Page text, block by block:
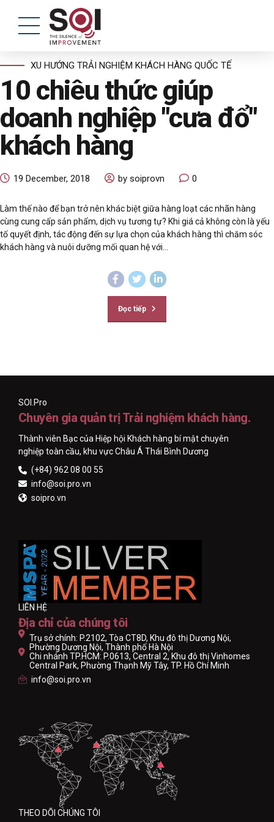
XU HƯỚNG TRẢI NGHIỆM KHÁCH HÀNG QUỐC TẾ
10 chiêu thức giúp
doanh nghiệp "cưa đổ"
khách hàng
19 December, 2018 by soiprovn 0
Làm thế nào để bạn trở nên khác biệt giữa hàng loạt các nhãn hàng
cùng cung cấp sản phẩm, dịch vụ tương tự? Khi giá cả không còn là yếu
tố quyết định, tác động đến sự lựa chọn của khách hàng thì chăm sóc
khách hàng và nuôi dưỡng mối quan hệ với...
Đọc tiếp
SOI.Pro
Chuyên gia quản trị Trải nghiệm khách hàng.
Thành viên Bạc của Hiệp hội Khách hàng bí mật chuyên
nghiệp toàn cầu, khu vực Châu Á Thái Bình Dương
(+84) 962 08 00 55
info@soi.pro.vn
soipro.vn
LIÊN HỆ
Địa chỉ của chúng tôi
Trụ sở chính: P.2102, Tòa CT8D, Khu đô thị Dương Nội,
Phường Dương Nội, Thành phố Hà Nội
Chi nhánh TP.HCM: P.0613, Central 2, Khu đô thị Vinhomes
Central Park, Phường Thạnh Mỹ Tây, TP. Hồ Chí Minh
info@soi.pro.vn
THEO DÕI CHÚNG TÔI